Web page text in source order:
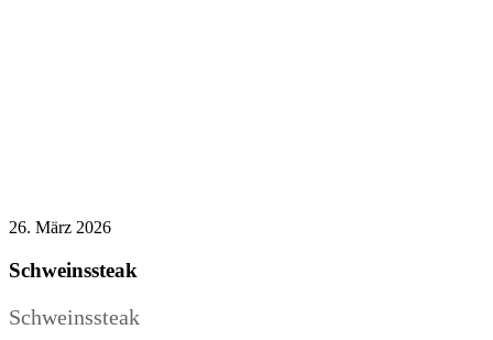
26. März 2026
Schweinssteak
Schweinssteak